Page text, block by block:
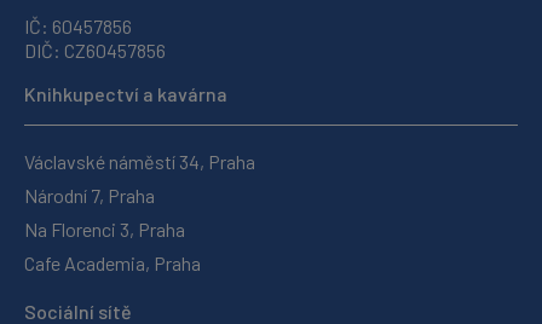
IČ: 60457856
DIČ: CZ60457856
Knihkupectví a kavárna
Václavské náměstí 34, Praha
Národní 7, Praha
Na Florenci 3, Praha
Cafe Academia, Praha
Sociální sítě